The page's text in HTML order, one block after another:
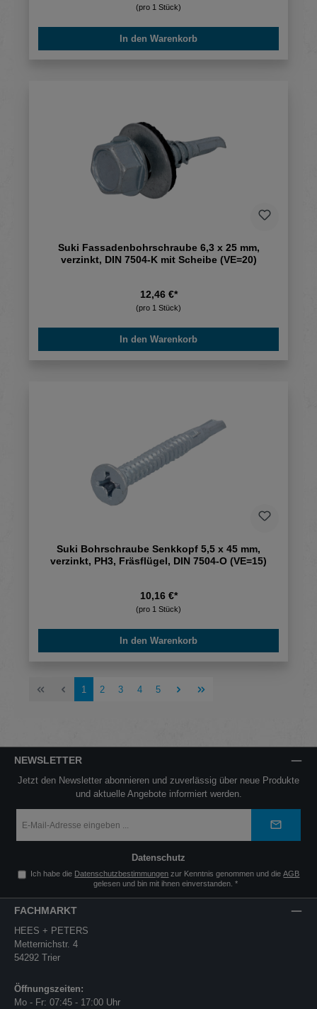
(pro 1 Stück)
In den Warenkorb
Suki Fassadenbohrschraube 6,3 x 25 mm,
verzinkt, DIN 7504-K mit Scheibe (VE=20)
12,46 €*
(pro 1 Stück)
In den Warenkorb
Suki Bohrschraube Senkkopf 5,5 x 45 mm,
verzinkt, PH3, Fräsflügel, DIN 7504-O (VE=15)
10,16 €*
(pro 1 Stück)
In den Warenkorb
Seite
1 Seite
2 Seite
3 Seite
4 Seite
5
NEWSLETTER
Jetzt den Newsletter abonnieren und zuverlässig über neue Produkte
und aktuelle Angebote informiert werden.
Mail-
*
Datenschutz
Ich habe die Datenschutzbestimmungen zur Kenntnis genommen und dieAGB
gelesen und bin mit ihnen einverstanden. *
FACHMARKT
HEES + PETERS
Metternichstr. 4
54292 Trier
Öffnungszeiten:
Mo - Fr: 07:45 - 17:00 Uhr